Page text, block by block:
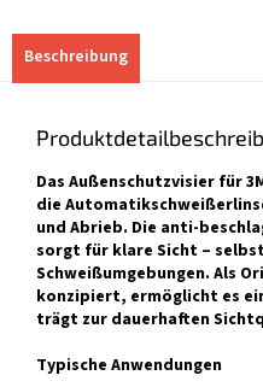
Beschreibung
Das Außenschutzvisier für
die
und Abrieb. Die anti-
sorgt für klare Sicht –
Schweißumgebungen. Als
konzipiert, ermöglicht es
trägt zur dauerhaften
Typische Anwendungen